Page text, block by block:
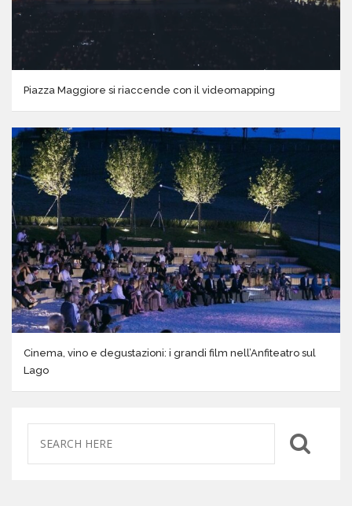
Piazza Maggiore si riaccende con il videomapping
Cinema, vino e degustazioni: i grandi film nell’Anfiteatro sul
Lago